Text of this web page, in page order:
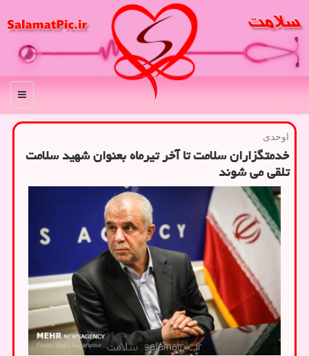
منو
اوحدی
خدمتگزاران سلامت تا آخر تیرماه بعنوان شهید سلامت
تلقی می شوند